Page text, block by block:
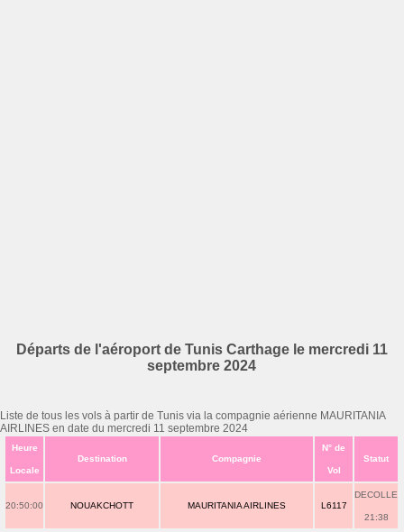
Départs de l'aéroport de Tunis Carthage le mercredi 11
septembre 2024
Liste de tous les vols à partir de Tunis via la compagnie aérienne MAURITANIA
AIRLINES en date du mercredi 11 septembre 2024
Heure
Locale
Destination Compagnie
N° de
Vol
Statut
20:50:00 NOUAKCHOTT MAURITANIA AIRLINES L6117
DECOLLE
21:38